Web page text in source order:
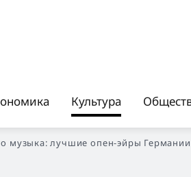
Культура
музыка: лучшие опен-эйры